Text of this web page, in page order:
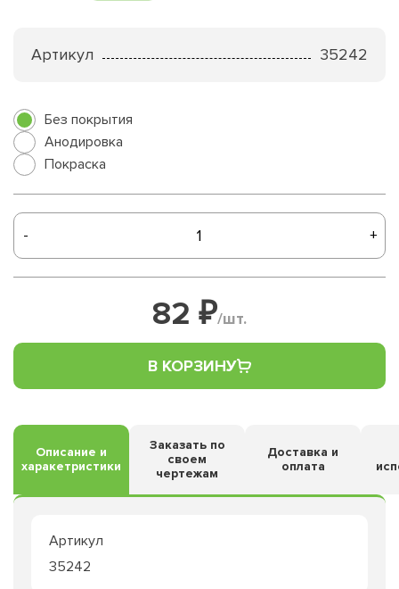
Артикул 35242
Без покрытия
Анодировка
Покраска
- +
82 ₽/шт.
В КОРЗИНУ
Описание и
харакетристики
Заказать по
своем
чертежам
Доставка и
оплата
Артикул
35242